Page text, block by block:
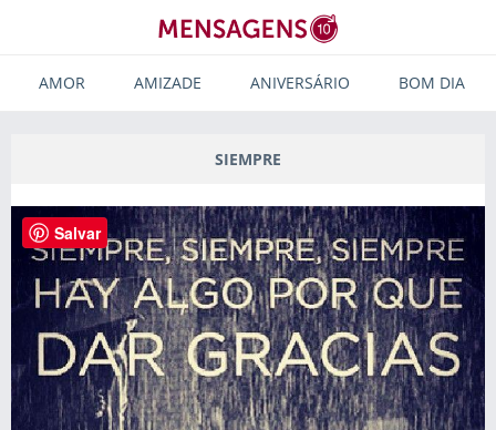
AMOR AMIZADE ANIVERSÁRIO BOM DIA
SIEMPRE
Salvar